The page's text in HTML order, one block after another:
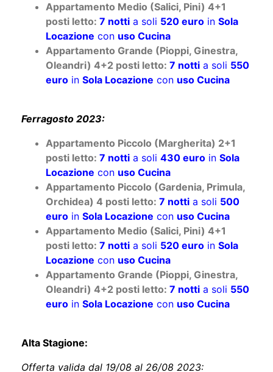
Appartamento Medio (Salici, Pini) 4+1
posti letto: 7 notti a soli 520 euro in Sola
Locazione con uso Cucina
Appartamento Grande (Pioppi, Ginestra,
Oleandri) 4+2 posti letto: 7 notti a soli 550
euro in Sola Locazione con uso Cucina
Ferragosto 2023:
Appartamento Piccolo (Margherita) 2+1
posti letto: 7 notti a soli 430 euro in Sola
Locazione con uso Cucina
Appartamento Piccolo (Gardenia, Primula,
Orchidea) 4 posti letto: 7 notti a soli 500
euro in Sola Locazione con uso Cucina
Appartamento Medio (Salici, Pini) 4+1
posti letto: 7 notti a soli 520 euro in Sola
Locazione con uso Cucina
Appartamento Grande (Pioppi, Ginestra,
Oleandri) 4+2 posti letto: 7 notti a soli 550
euro in Sola Locazione con uso Cucina
Alta Stagione:
Offerta valida dal 19/08 al 26/08 2023: